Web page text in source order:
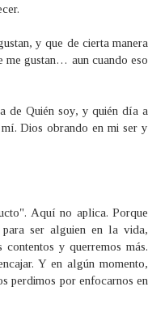
y que de cierta manera
me gustan… aun cuando eso
de Quién soy, y quién día a
Dios obrando en mi ser y
. Aquí no aplica. Porque
ser alguien en la vida,
y querremos más.
Y en algún momento,
perdimos por enfocarnos en